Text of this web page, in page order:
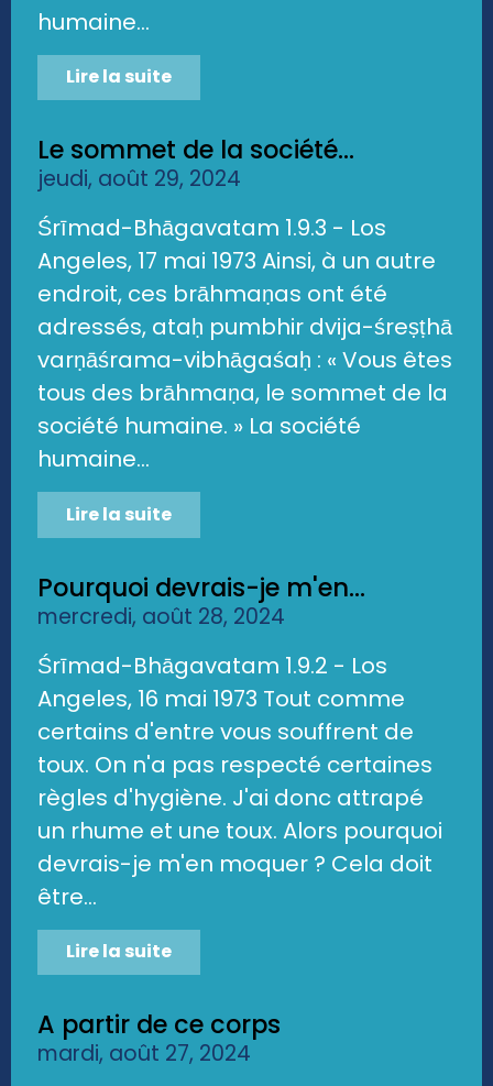
humaine...
Lire la suite
Le sommet de la société...
jeudi, août 29, 2024
Śrīmad-Bhāgavatam 1.9.3 - Los
Angeles, 17 mai 1973 Ainsi, à un autre
endroit, ces brāhmaṇas ont été
adressés, ataḥ pumbhir dvija-śreṣṭhā
varṇāśrama-vibhāgaśaḥ : « Vous êtes
tous des brāhmaṇa, le sommet de la
société humaine. » La société
humaine...
Lire la suite
Pourquoi devrais-je m'en...
mercredi, août 28, 2024
Śrīmad-Bhāgavatam 1.9.2 - Los
Angeles, 16 mai 1973 Tout comme
certains d'entre vous souffrent de
toux. On n'a pas respecté certaines
règles d'hygiène. J'ai donc attrapé
un rhume et une toux. Alors pourquoi
devrais-je m'en moquer ? Cela doit
être...
Lire la suite
A partir de ce corps
mardi, août 27, 2024